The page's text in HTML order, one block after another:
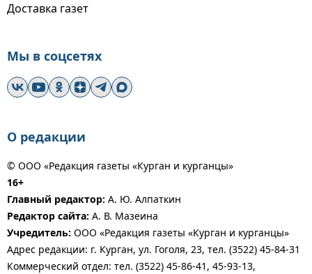
Доставка газет
Мы в соцсетях
О редакции
© ООО «Редакция газеты «Курган и курганцы»
16+
Главный редактор: А. Ю. Алпаткин
Редактор сайта: А. В. Мазеина
Учредитель: ООО «Редакция газеты «Курган и курганцы»
Адрес редакции: г. Курган, ул. Гоголя, 23, тел. (3522) 45-84-31
Коммерческий отдел: тел. (3522) 45-86-41, 45-93-13,